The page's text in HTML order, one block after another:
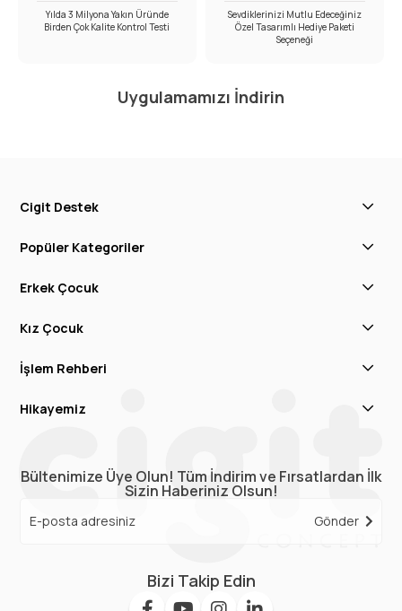
Yılda 3 Milyona Yakın Üründe
Birden Çok Kalite Kontrol Testi
Sevdiklerinizi Mutlu Edeceğiniz
Özel Tasarımlı Hediye Paketi
Seçeneği
Uygulamamızı İndirin
Cigit Destek
Popüler Kategoriler
Erkek Çocuk
Kız Çocuk
İşlem Rehberi
Hikayemiz
Bültenimize Üye Olun! Tüm İndirim ve Fırsatlardan İlk
Sizin Haberiniz Olsun!
Gönder
Bizi Takip Edin